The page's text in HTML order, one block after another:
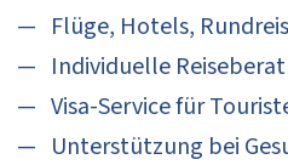
Flüge, Hotels,
Individuelle
Visa-Service für
Unterstützung bei